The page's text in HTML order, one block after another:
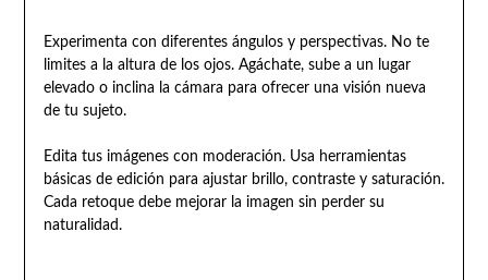
Experimenta con diferentes ángulos y perspectivas. No te
limites a la altura de los ojos. Agáchate, sube a un lugar
elevado o inclina la cámara para ofrecer una visión nueva
de tu sujeto.
Edita tus imágenes con moderación. Usa herramientas
básicas de edición para ajustar brillo, contraste y saturación.
Cada retoque debe mejorar la imagen sin perder su
naturalidad.